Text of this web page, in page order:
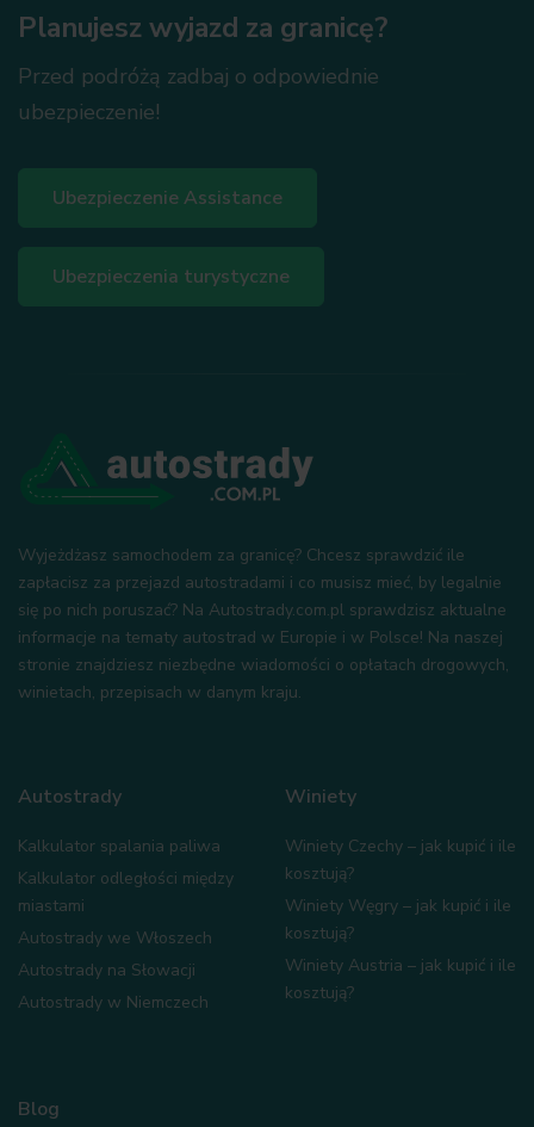
Planujesz wyjazd za granicę?
Przed podróżą zadbaj o odpowiednie
ubezpieczenie!
Ubezpieczenie Assistance
Ubezpieczenia turystyczne
Wyjeżdżasz samochodem za granicę? Chcesz sprawdzić ile
zapłacisz za przejazd autostradami i co musisz mieć, by legalnie
się po nich poruszać? Na Autostrady.com.pl sprawdzisz aktualne
informacje na tematy autostrad w Europie i w Polsce! Na naszej
stronie znajdziesz niezbędne wiadomości o opłatach drogowych,
winietach, przepisach w danym kraju.
Autostrady
Kalkulator spalania paliwa
Kalkulator odległości między
miastami
Autostrady we Włoszech
Autostrady na Słowacji
Autostrady w Niemczech
Winiety
Winiety Czechy – jak kupić i ile
kosztują?
Winiety Węgry – jak kupić i ile
kosztują?
Winiety Austria – jak kupić i ile
kosztują?
Blog